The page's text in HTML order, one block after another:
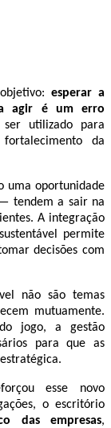
esperar a
agir é um erro
utilizado para
da
uma oportunidade
tendem a sair na
A integração
permite
decisões com
não são temas
mutuamente.
jogo, a gestão
para que as
esse novo
o escritório
das empresas,